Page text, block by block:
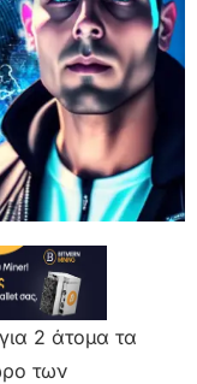
2 άτομα τα
των